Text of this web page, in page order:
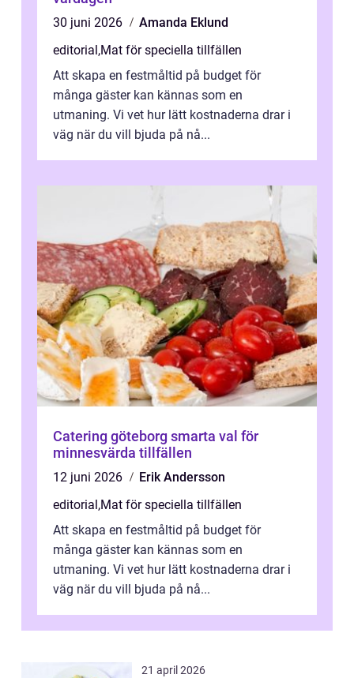
30 juni 2026
Amanda Eklund
editorial,Mat för speciella tillfällen
Att skapa en festmåltid på budget för
många gäster kan kännas som en
utmaning. Vi vet hur lätt kostnaderna drar i
väg när du vill bjuda på nå...
Catering göteborg smarta val för
minnesvärda tillfällen
12 juni 2026
Erik Andersson
editorial,Mat för speciella tillfällen
Att skapa en festmåltid på budget för
många gäster kan kännas som en
utmaning. Vi vet hur lätt kostnaderna drar i
väg när du vill bjuda på nå...
21 april 2026